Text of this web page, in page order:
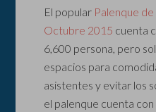
El popular Palenque
Octubre 2015 cuenta
6,600 persona, pero
espacios para
asistentes y evitar los
el palenque cuenta